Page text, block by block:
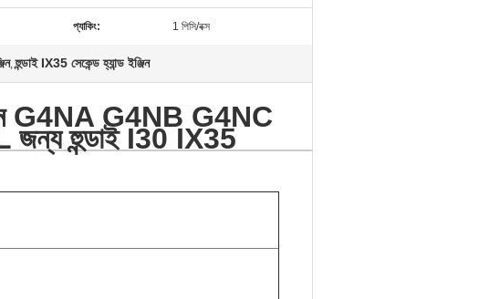
প্যাকিং: 1 পিসি/বক্স
,হুন্ডাই IX35 সেকেন্ড হ্যান্ড ইঞ্জিন
G4NA G4NB G4NC
হুন্ডাই I30 IX35